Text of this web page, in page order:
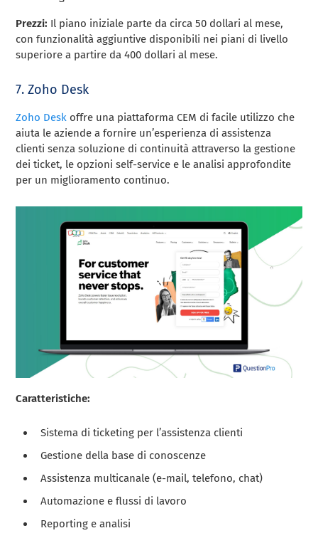
Prezzi: Il piano iniziale parte da circa 50 dollari al mese,
con funzionalità aggiuntive disponibili nei piani di livello
superiore a partire da 400 dollari al mese.
7. Zoho Desk
Zoho Desk offre una piattaforma CEM di facile utilizzo che
aiuta le aziende a fornire un’esperienza di assistenza
clienti senza soluzione di continuità attraverso la gestione
dei ticket, le opzioni self-service e le analisi approfondite
per un miglioramento continuo.
Caratteristiche:
Sistema di ticketing per l’assistenza clienti
Gestione della base di conoscenze
Assistenza multicanale (e-mail, telefono, chat)
Automazione e flussi di lavoro
Reporting e analisi